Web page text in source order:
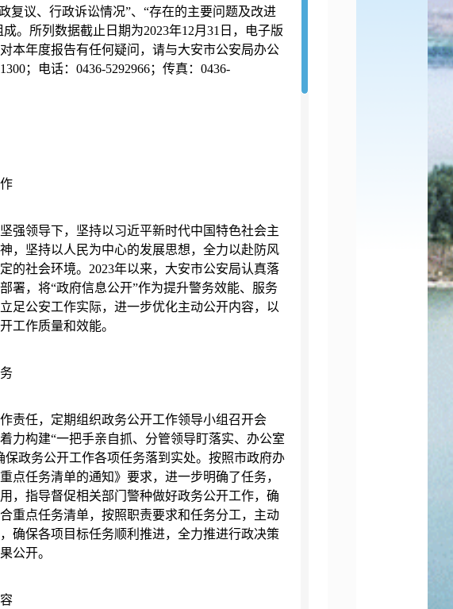
复议、行政诉讼情况”、“存在的主要问题及改进
。所列数据截止日期为2023年12月31日，电子版
本年度报告有任何疑问，请与大安市公安局办公
；电话：0436-5292966；传真：0436-
领导下，坚持以习近平新时代中国特色社会主
，坚持以人民为中心的发展思想，全力以赴防风
的社会环境。2023年以来，大安市公安局认真落
署，将“政府信息公开”作为提升警务效能、服务
足公安工作实际，进一步优化主动公开内容，以
工作质量和效能。
任，定期组织政务公开工作领导小组召开会
力构建“一把手亲自抓、分管领导盯落实、办公室
政务公开工作各项任务落到实处。按照市政府办
点任务清单的通知》要求，进一步明确了任务，
，指导督促相关部门警种做好政务公开工作，确
重点任务清单，按照职责要求和任务分工，主动
确保各项目标任务顺利推进，全力推进行政决策
公开。